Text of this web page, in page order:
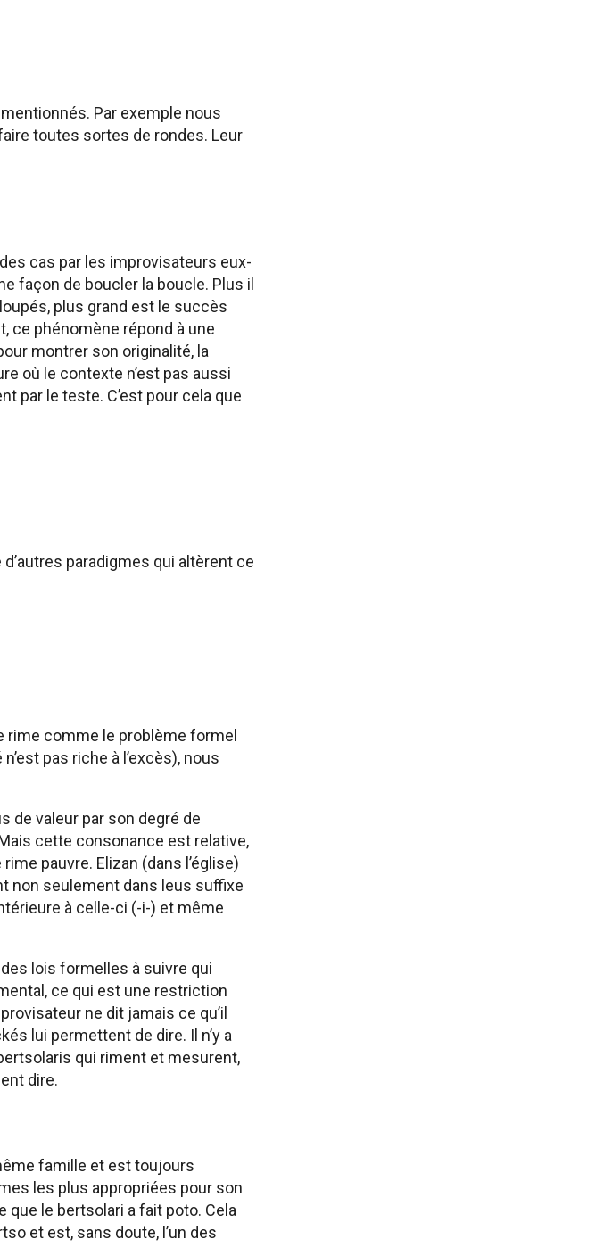
Par exemple nous
toutes sortes de rondes. Leur
cas par les improvisateurs eux-
façon de boucler la boucle. Plus il
plus grand est le succès
ce phénomène répond à une
montrer son originalité, la
où le contexte n’est pas aussi
par le teste. C’est pour cela que
paradigmes qui altèrent ce
rime comme le problème formel
pas riche à l’excès), nous
de valeur par son degré de
cette consonance est relative,
pauvre. Elizan (dans l’église)
non seulement dans leus suffixe
à celle-ci (-i-) et même
lois formelles à suivre qui
ce qui est une restriction
ne dit jamais ce qu’il
lui permettent de dire. Il n’y a
qui riment et mesurent,
dire.
famille et est toujours
les plus appropriées pour son
le bertsolari a fait poto. Cela
et est, sans doute, l’un des